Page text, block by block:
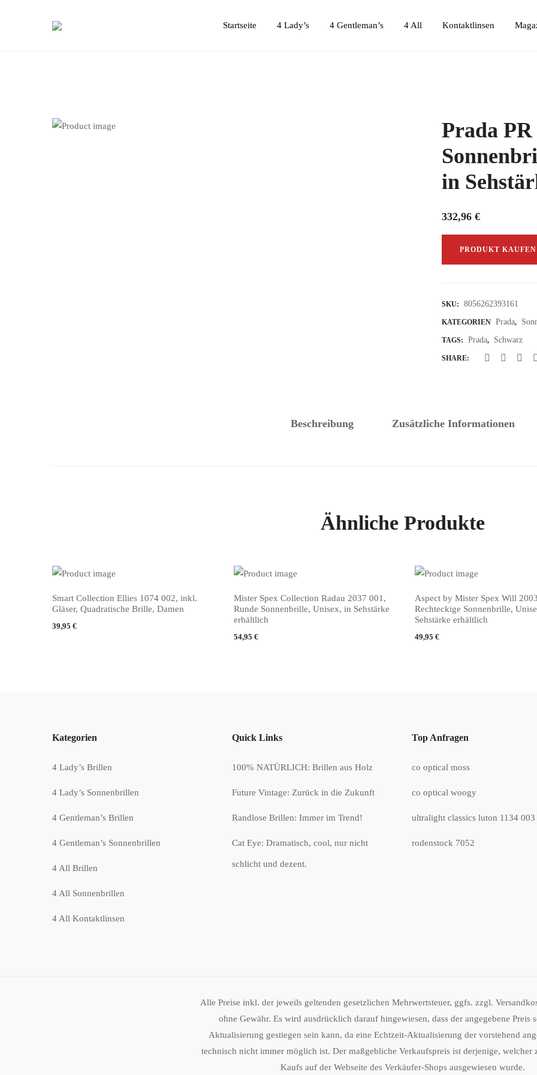
Menu
Startseite 4 Lady’s 4 Gentleman’s 4 All Kontaktlinsen
Prada
in
332,96 €
PRODUKT KAUFEN
SKU: 8056262393161
KATEGORIEN Prada,
TAGS: Prada, Schwarz
SHARE:
Beschreibung Zusätzliche Informationen
Ähnliche Produkte
PRODUKT KAUFEN
Smart Collection Ellies 1074 002, inkl.
Gläser, Quadratische Brille, Damen
39,95 €
PRODUKT KAUFEN
Mister Spex Collection Radau 2037 001,
Runde Sonnenbrille, Unisex, in Sehstärke
erhältlich
54,95 €
PRODUKT KAUFEN
Aspect by Mister Spex Will
Rechteckige Sonnenbrille,
Sehstärke erhältlich
49,95 €
Kategorien
4 Lady’s Brillen
4 Lady’s Sonnenbrillen
4 Gentleman’s Brillen
4 Gentleman’s Sonnenbrillen
4 All Brillen
4 All Sonnenbrillen
4 All Kontaktlinsen
Quick Links
100% NATÜRLICH: Brillen aus Holz
Future Vintage: Zurück in die Zukunft
Randlose Brillen: Immer im Trend!
Cat Eye: Dramatisch, cool, nur nicht
schlicht und dezent.
Top Anfragen
co optical moss
co optical woogy
ultralight classics luton 1134 003
rodenstock 7052
Alle Preise inkl. der jeweils geltenden gesetzlichen Mehrwertsteuer, ggfs. zzgl.
ohne Gewähr. Es wird ausdrücklich darauf hingewiesen, dass der angegebene Preis
Aktualisierung gestiegen sein kann, da eine Echtzeit-Aktualisierung der vorstehend
technisch nicht immer möglich ist. Der maßgebliche Verkaufspreis ist derjenige, welcher
Kaufs auf der Webseite des Verkäufer-Shops ausgewiesen wurde.